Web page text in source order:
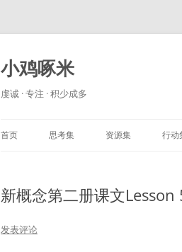
小鸡啄米
虔诚 · 专注 · 积少成多
首页 思考集 资源集 行动
新概念第二册课文Lesson
发表评论